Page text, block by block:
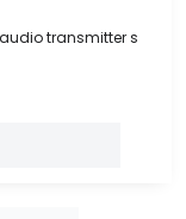
audio transmitter s